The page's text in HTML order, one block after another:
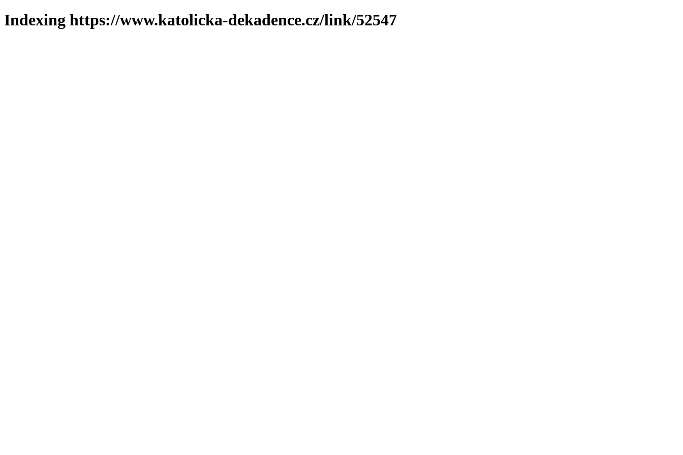
Indexing https://www.katolicka-dekadence.cz/link/52547